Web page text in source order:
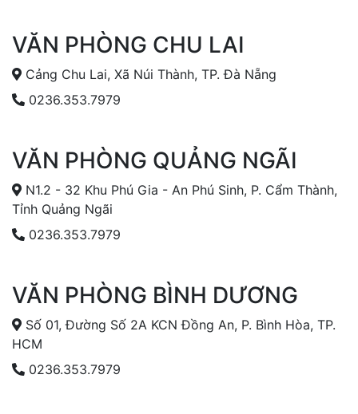
VĂN PHÒNG CHU LAI
Cảng Chu Lai, Xã Núi Thành, TP. Đà Nẵng
0236.353.7979
VĂN PHÒNG QUẢNG NGÃI
N1.2 - 32 Khu Phú Gia - An Phú Sinh, P. Cẩm Thành,
Tỉnh Quảng Ngãi
0236.353.7979
VĂN PHÒNG BÌNH DƯƠNG
Số 01, Đường Số 2A KCN Đồng An, P. Bình Hòa, TP.
HCM
0236.353.7979